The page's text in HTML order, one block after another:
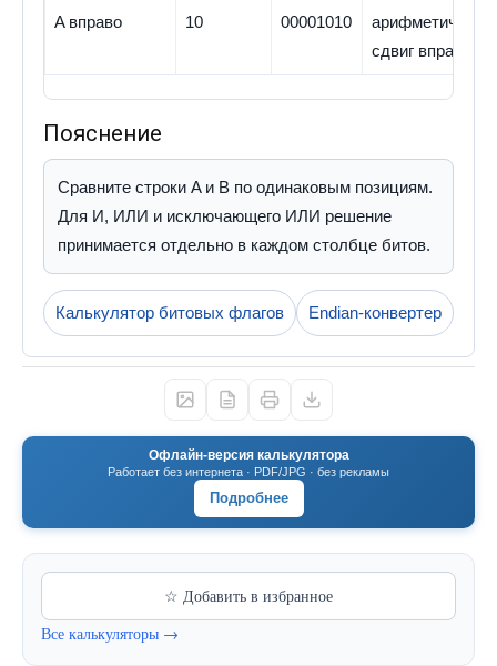
A вправо 10 00001010
сдвиг вправо
Пояснение
Сравните строки A и B по одинаковым позициям.
Для И, ИЛИ и исключающего ИЛИ решение
принимается отдельно в каждом столбце битов.
Калькулятор битовых флагов Endian-конвертер
Офлайн-версия калькулятора
Работает без интернета · PDF/JPG · без рекламы
Подробнее
☆ Добавить в избранное
Все калькуляторы →